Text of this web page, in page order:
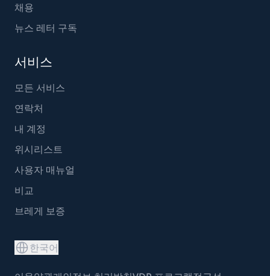
채용
뉴스 레터 구독
서비스
모든 서비스
연락처
내 계정
위시리스트
사용자 매뉴얼
비교
브레게 보증
한국어